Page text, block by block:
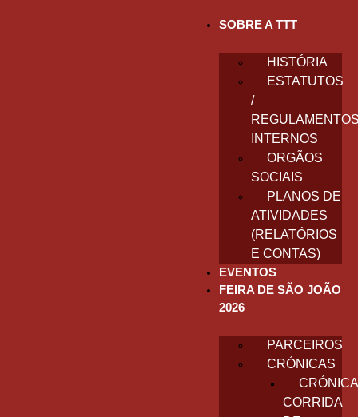
SOBRE A TTT
HISTÓRIA
ESTATUTOS
/
INTERNOS
ORGÃOS
SOCIAIS
PLANOS DE
ATIVIDADES
(RELATÓRIOS
E CONTAS)
EVENTOS
FEIRA DE SÃO JOÃO
2026
PARCEIROS
CRÓNICAS
CRÓNICA
CORRIDA